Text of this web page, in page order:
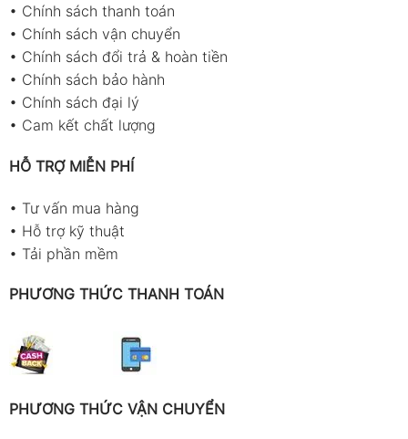
• Chính sách thanh toán
• Chính sách vận chuyển
• Chính sách đổi trả & hoàn tiền
• Chính sách bảo hành
• Chính sách đại lý
• Cam kết chất lượng
HỖ TRỢ MIỄN PHÍ
• Tư vấn mua hàng
• Hỗ trợ kỹ thuật
• Tải phần mềm
PHƯƠNG THỨC THANH TOÁN
PHƯƠNG THỨC VẬN CHUYỂN